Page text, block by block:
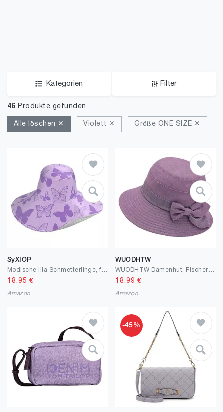
Kategorien Filter
46 Produkte gefunden
Alle löschen ✕ Violett ✕ Größe ONE SIZE ✕
SyXIOP
18.95 €
Amazon
WUODHTW
WUODHTW Damenhut, Fischerhut, Sonnenhut, Sonnenhut, Sonnenhut, Mittelalter, Senioren-Sonnenhut
18.99 €
Amazon
-45%